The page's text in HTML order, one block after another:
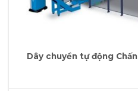
Dây chuyền tự động